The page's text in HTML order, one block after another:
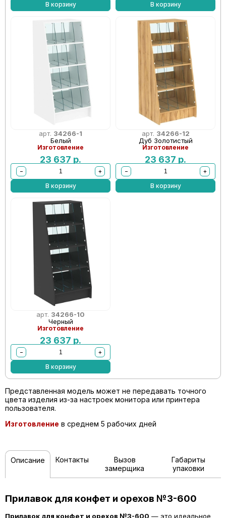
В корзину
В корзину
арт. 34266-1
Белый
Изготовление
23 637 р.
−
+
В корзину
арт. 34266-12
Дуб Золотистый
Изготовление
23 637 р.
−
+
В корзину
арт. 34266-10
Черный
Изготовление
23 637 р.
−
+
В корзину
Представленная модель может не передавать точного
цвета изделия из-за настроек монитора или принтера
пользователя.
Изготовление в среднем 5 рабочих дней
Описание Контакты
Вызов
замерщика
Габариты
упаковки
Прилавок для конфет и орехов №3-600
Прилавок для конфет и орехов №3-600 — это идеальное